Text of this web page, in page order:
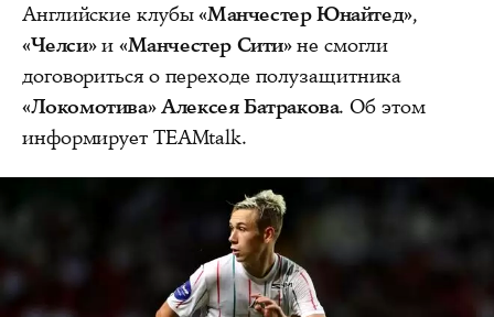
Английские клубы«Манчестер Юнайтед»,
«Челси»и «Манчестер Сити»не смогли
договориться о переходе полузащитника
«Локомотива» Алексея Батракова. Об этом
информирует TEAMtalk.